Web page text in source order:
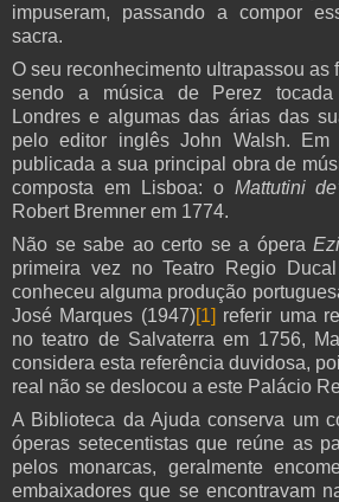
impuseram, passando a compor
sacra.
O seu reconhecimento ultrapassou as
sendo a música de Perez tocada
Londres e algumas das árias das
pelo editor inglês John Walsh. Em
publicada a sua principal obra de
composta em Lisboa: o Mattutini
Robert Bremner em 1774.
Não se sabe ao certo se a ópera
primeira vez no Teatro Regio
conheceu alguma produção
José Marques (1947)[1] referir uma
no teatro de Salvaterra em 1756,
considera esta referência duvidosa,
real não se deslocou a este Palácio
A Biblioteca da Ajuda conserva um
óperas setecentistas que reúne as
pelos monarcas, geralmente
embaixadores que se encontravam